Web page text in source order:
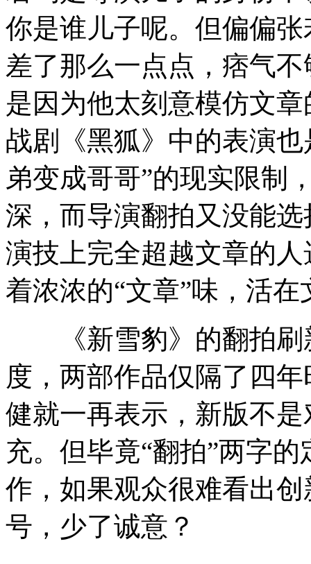
你是谁儿子呢。但偏偏
差了那么一点点，痞气
是因为他太刻意模仿文
战剧《黑狐》中的表演
弟变成哥哥”的现实限制
深，而导演翻拍又没能
演技上完全超越文章的
着浓浓的“文章”味，活
《新雪豹》的翻拍刷
度，两部作品仅隔了四
健就一再表示，新版不
充。但毕竟“翻拍”两字
作，如果观众很难看出
号，少了诚意？